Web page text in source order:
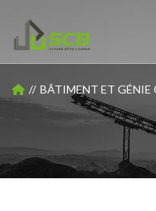
BÂTIMENT ET GÉNIE